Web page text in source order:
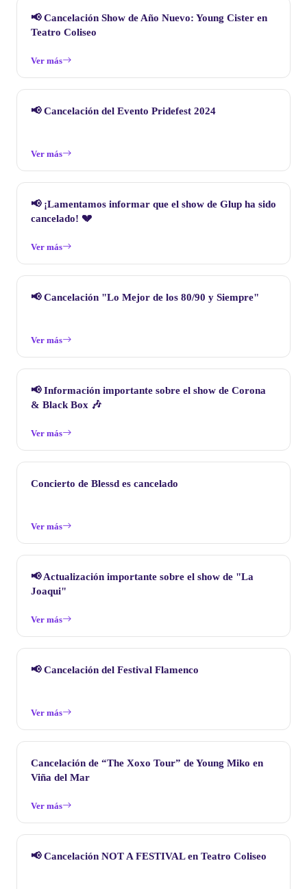
📢 Cancelación Show de Año Nuevo: Young Cister en
Teatro Coliseo
Ver más
📢 Cancelación del Evento Pridefest 2024
Ver más
📢 ¡Lamentamos informar que el show de Glup ha sido
cancelado! 💔
Ver más
📢 Cancelación "Lo Mejor de los 80/90 y Siempre"
Ver más
📢 Información importante sobre el show de Corona
& Black Box 🎶
Ver más
Concierto de Blessd es cancelado
Ver más
📢 Actualización importante sobre el show de "La
Joaqui"
Ver más
📢 Cancelación del Festival Flamenco
Ver más
Cancelación de “The Xoxo Tour” de Young Miko en
Viña del Mar
Ver más
📢 Cancelación NOT A FESTIVAL en Teatro Coliseo